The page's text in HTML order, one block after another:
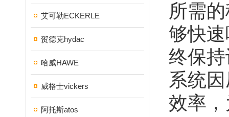
艾可勒ECKERLE
贺德克hydac
哈威HAWE
威格士vickers
阿托斯atos
所需
够快
终保
系统
效率